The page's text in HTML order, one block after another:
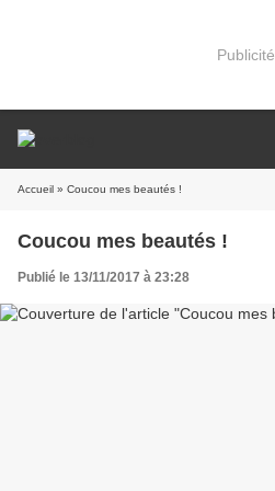
Publicité
Accueil » Coucou mes beautés !
Coucou mes beautés !
Publié le 13/11/2017 à 23:28